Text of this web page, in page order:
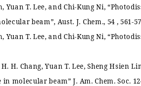
Yuan T. Lee, and Chi-Kung Ni, “
beam”, Aust. J. Chem., 54 , 561-
Yuan T. Lee, and Chi-Kung Ni, “
H. Chang, Yuan T. Lee, Sheng Hsien
in molecular beam” J. Am. Chem. Soc.